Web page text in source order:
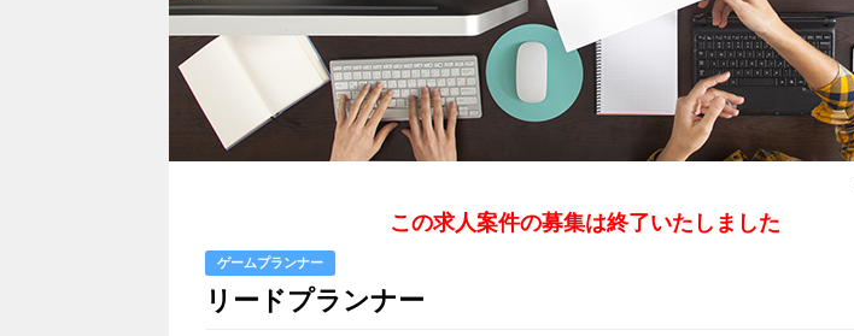
この求人案件の募集は終了いたしました
ゲームプランナー
リードプランナー